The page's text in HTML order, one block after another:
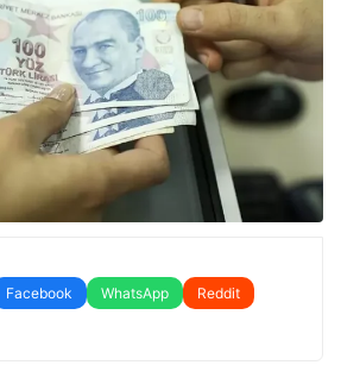
Facebook WhatsApp
Reddit